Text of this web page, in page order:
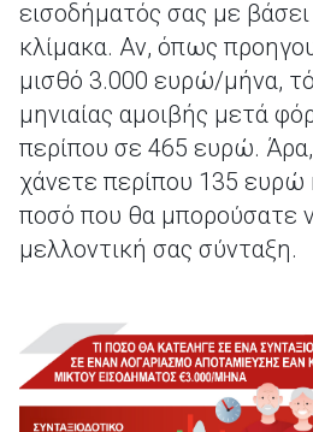
εισοδήματός σας με
κλίμακα. Αν, όπως
μισθό 3.000 ευρώ/μήνα,
μηνιαίας αμοιβής μετά
περίπου σε 465 ευρώ.
χάνετε περίπου 135
ποσό που θα μπορούσατε
μελλοντική σας σύνταξη.